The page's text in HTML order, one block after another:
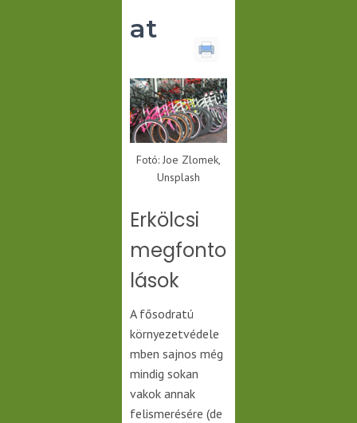
at
Fotó: Joe Zlomek,
Unsplash
Erkölcsi
megfonto
lások
A fősodratú
környezetvédele
mben sajnos még
mindig sokan
vakok annak
felismerésére (de